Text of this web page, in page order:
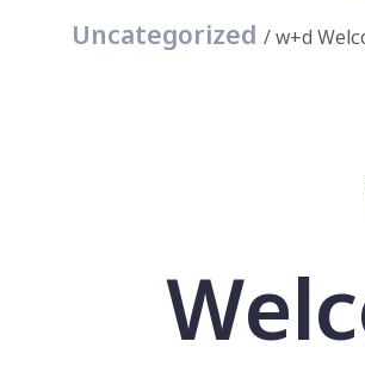
Uncategorized
w+d